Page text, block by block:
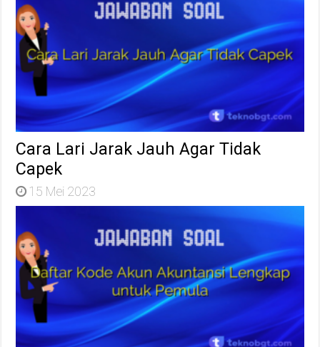
Cara Lari Jarak Jauh Agar Tidak
Capek
15 Mei 2023